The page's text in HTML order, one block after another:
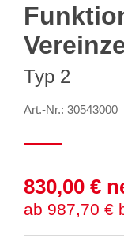
Typ 2
Art.-Nr.: 30543000
830,00 €
ab 987,70 €